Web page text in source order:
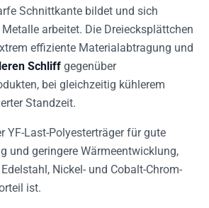
Schnittkante bildet und sich
arbeitet. Die Dreiecksplättchen
effiziente Materialabtragung und
Schliff gegenüber
bei gleichzeitig kühlerem
Standzeit.
YF-Last-Polyesterträger für gute
und geringere Wärmeentwicklung,
Nickel- und Cobalt-Chrom-
ist.